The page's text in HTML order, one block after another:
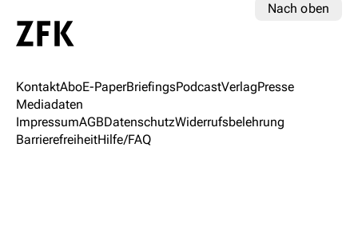
Nach oben
KontaktAboE-PaperBriefingsPodcastVerlagPresse
Mediadaten
ImpressumAGBDatenschutzWiderrufsbelehrung
BarrierefreiheitHilfe/FAQ